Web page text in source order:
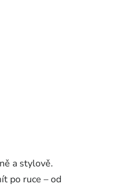
a stylově.
po ruce – od